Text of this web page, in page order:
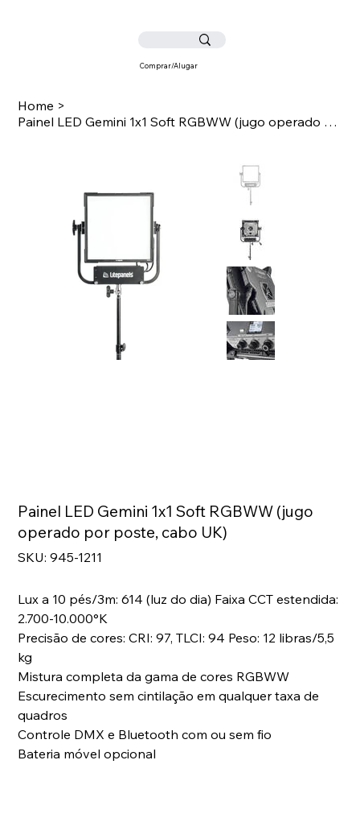
Comprar/Alugar
Home >
Painel LED Gemini 1x1 Soft RGBWW (jugo operado por poste, cabo UK)
Painel LED Gemini 1x1 Soft RGBWW (jugo
operado por poste, cabo UK)
SKU: SKU
945-
945-1211
Lux a 10 pés/3m: 614 (luz do dia) Faixa CCT estendida:
2.700-10.000°K
Precisão de cores: CRI: 97, TLCI: 94 Peso: 12 libras/5,5
kg
Mistura completa da gama de cores RGBWW
Escurecimento sem cintilação em qualquer taxa de
quadros
Controle DMX e Bluetooth com ou sem fio
Bateria móvel opcional